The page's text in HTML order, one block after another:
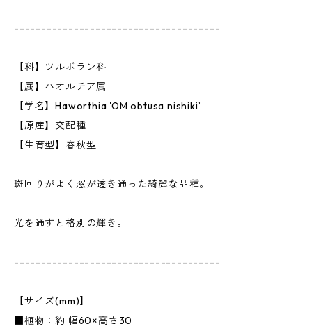
--------------------------------------
【科】ツルボラン科
【属】ハオルチア属
【学名】Haworthia 'OM obtusa nishiki’
【原産】交配種
【生育型】春秋型
斑回りがよく窓が透き通った綺麗な品種。
光を通すと格別の輝き。
--------------------------------------
【サイズ(mm)】
■植物：約 幅60×高さ30